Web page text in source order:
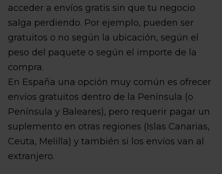
acceder a envíos gratis sin que tu negocio
salga perdiendo. Por ejemplo, pueden ser
gratuitos o no según la ubicación, según el
peso del paquete o según el importe de la
compra.
En España una opción muy común es ofrecer
envíos gratuitos dentro de la Península (o
Península y Baleares), pero requerir pagar un
suplemento en otras regiones (Islas Canarias,
Ceuta, Melilla) y también si los envíos van al
extranjero.